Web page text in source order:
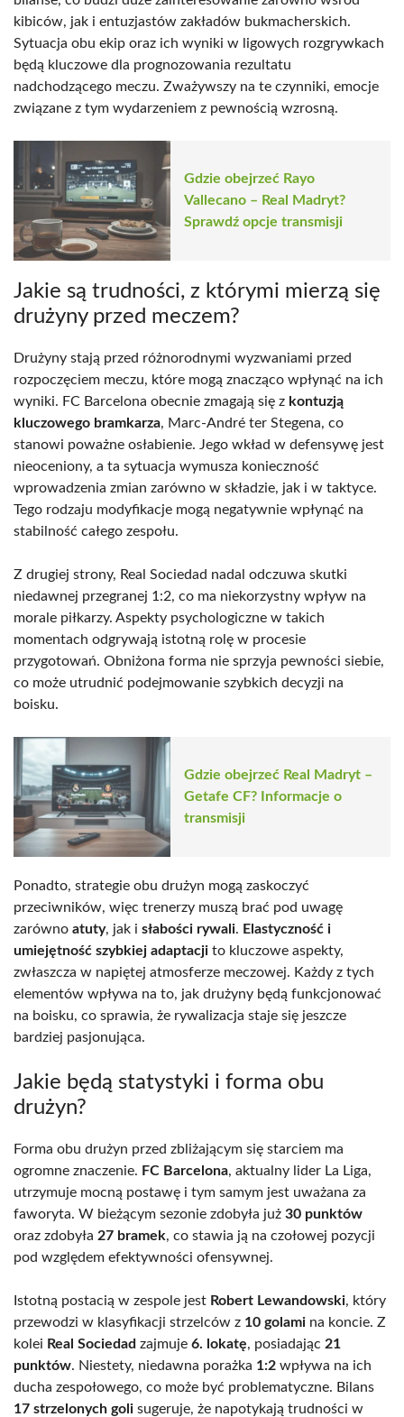
kibiców, jak i entuzjastów zakładów bukmacherskich.
Sytuacja obu ekip oraz ich wyniki w ligowych rozgrywkach
będą kluczowe dla prognozowania rezultatu
nadchodzącego meczu. Zważywszy na te czynniki, emocje
związane z tym wydarzeniem z pewnością wzrosną.
Gdzie obejrzeć Rayo
Vallecano – Real Madryt?
Sprawdź opcje transmisji
Jakie są trudności, z którymi mierzą się
drużyny przed meczem?
Drużyny stają przed różnorodnymi wyzwaniami przed
rozpoczęciem meczu, które mogą znacząco wpłynąć na ich
wyniki. FC Barcelona obecnie zmagają się z kontuzją
kluczowego bramkarza, Marc-André ter Stegena, co
stanowi poważne osłabienie. Jego wkład w defensywę jest
nieoceniony, a ta sytuacja wymusza konieczność
wprowadzenia zmian zarówno w składzie, jak i w taktyce.
Tego rodzaju modyfikacje mogą negatywnie wpłynąć na
stabilność całego zespołu.
Z drugiej strony, Real Sociedad nadal odczuwa skutki
niedawnej przegranej 1:2, co ma niekorzystny wpływ na
morale piłkarzy. Aspekty psychologiczne w takich
momentach odgrywają istotną rolę w procesie
przygotowań. Obniżona forma nie sprzyja pewności siebie,
co może utrudnić podejmowanie szybkich decyzji na
boisku.
Gdzie obejrzeć Real Madryt –
Getafe CF? Informacje o
transmisji
Ponadto, strategie obu drużyn mogą zaskoczyć
przeciwników, więc trenerzy muszą brać pod uwagę
zarówno atuty, jak i słabości rywali. Elastyczność i
umiejętność szybkiej adaptacji to kluczowe aspekty,
zwłaszcza w napiętej atmosferze meczowej. Każdy z tych
elementów wpływa na to, jak drużyny będą funkcjonować
na boisku, co sprawia, że rywalizacja staje się jeszcze
bardziej pasjonująca.
Jakie będą statystyki i forma obu
drużyn?
Forma obu drużyn przed zbliżającym się starciem ma
ogromne znaczenie. FC Barcelona, aktualny lider La Liga,
utrzymuje mocną postawę i tym samym jest uważana za
faworyta. W bieżącym sezonie zdobyła już 30 punktów
oraz zdobyła 27 bramek, co stawia ją na czołowej pozycji
pod względem efektywności ofensywnej.
Istotną postacią w zespole jest Robert Lewandowski, który
przewodzi w klasyfikacji strzelców z 10 golami na koncie. Z
kolei Real Sociedad zajmuje 6. lokatę, posiadając 21
punktów. Niestety, niedawna porażka 1:2 wpływa na ich
ducha zespołowego, co może być problematyczne. Bilans
17 strzelonych goli sugeruje, że napotykają trudności w